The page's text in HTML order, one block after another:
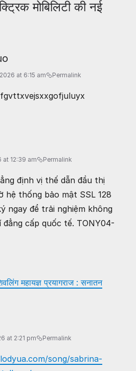
मोबिलिटी की नई
at 6:15 am Permalink
at 12:39 am Permalink
định vị thế dẫn đầu thị
hệ thống bảo mật SSL 128
ngay để trải nghiệm không
đẳng cấp quốc tế. TONY04-
महायज्ञ प्रयागराज : सनातन
at 2:21 pm Permalink
song/sabrina-